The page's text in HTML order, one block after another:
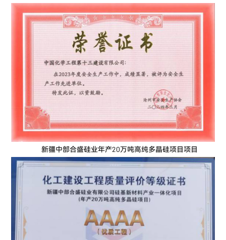
新疆中部合盛硅业年产20万吨高纯多晶硅项目项目